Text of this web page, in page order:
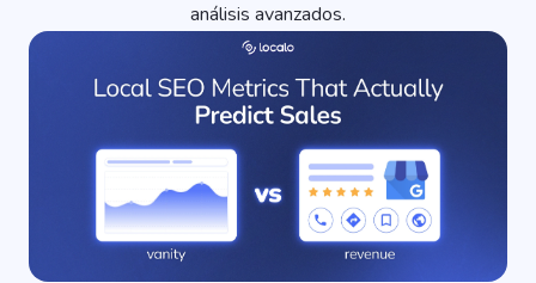
análisis avanzados.